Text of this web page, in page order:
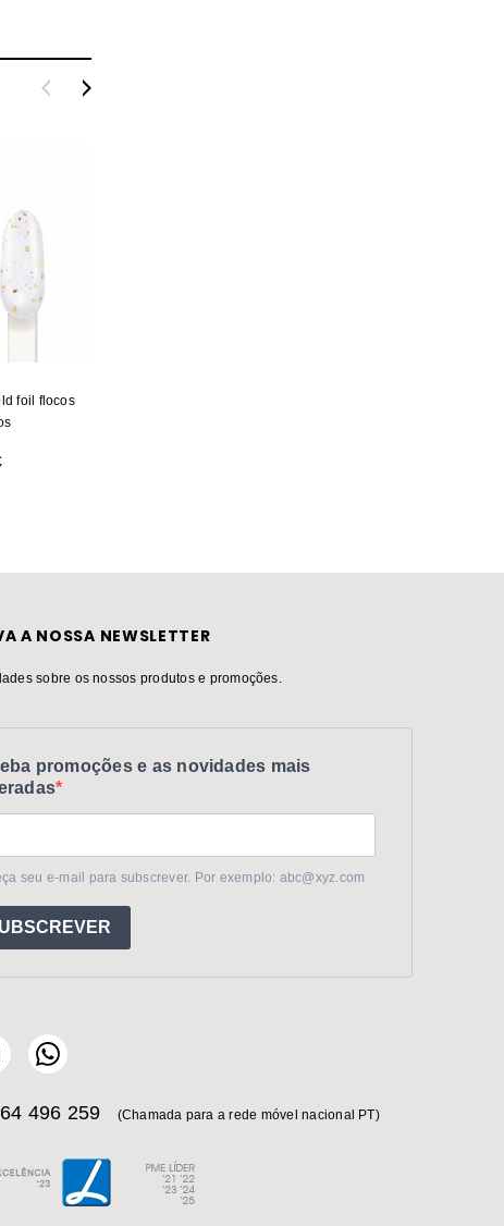
foil flocos
A NOSSA NEWSLETTER
sobre os nossos produtos e promoções.
promoções e as novidades mais
seu e-mail para subscrever. Por exemplo: abc@xyz.com
496 259 (Chamada para a rede móvel nacional PT)